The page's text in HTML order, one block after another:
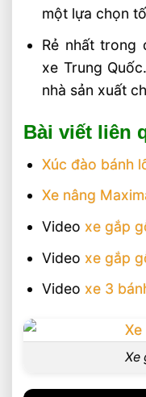
một lựa chọn
Rẻ nhất trong
xe Trung
nhà sản xuất
Bài viết liên
Xúc đào bánh
Xe nâng
Video xe gắp
Video xe gắp
Video xe 3
Xe